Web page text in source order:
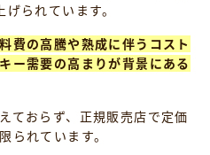
られています。
費の高騰や熟成に伴うコスト
ー需要の高まりが背景にある
ておらず、正規販売店で定価
られています。